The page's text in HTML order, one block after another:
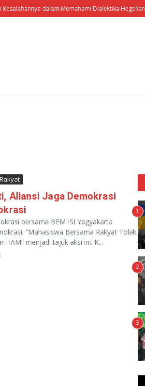
dalam Memahami Dialektika
Aliansi Jaga Demokrasi
bersama BEM ISI Yogyakarta
“Mahasiswa Bersama Rakyat Tolak
HAM” menjadi tajuk aksi ini. K...
1
2
3